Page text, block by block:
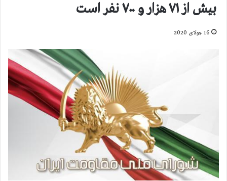
بیش از ۷۱ هزار و ۷۰۰ نفر است
16 جولای 2020